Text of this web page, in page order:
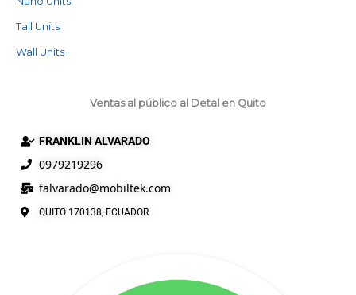
Tall Units
Wall Units
Ventas al público al Detal en Quito
FRANKLIN ALVARADO
0979219296
falvarado@mobiltek.com
QUITO 170138, ECUADOR